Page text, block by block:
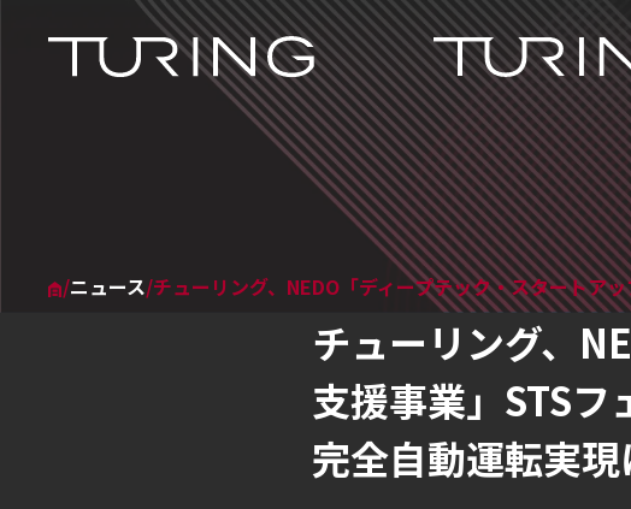
ホーム
チューリング株式会社
/ニュース/チューリング、NEDO「ディープテック・スタートア
チューリング、
支援事業」STSフ
完全自動運転実